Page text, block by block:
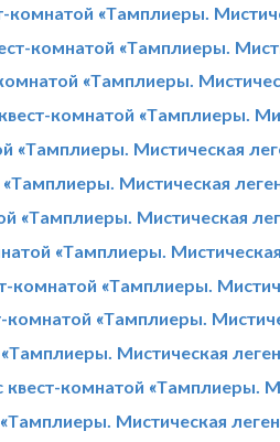
комнатой «Тамплиеры.
комнатой «Тамплиеры.
«Тамплиеры.
комнатой «Тамплиеры.
«Тамплиеры. Мистическая
Мистическая
«Тамплиеры. Мистическая
«Тамплиеры.
комнатой «Тамплиеры.
комнатой «Тамплиеры.
Мистическая
комнатой «Тамплиеры.
Мистическая